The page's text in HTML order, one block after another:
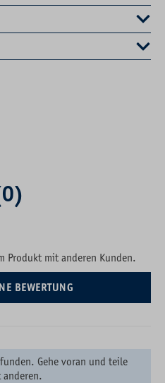
5 Sternen
Produkt mit anderen Kunden.
BEWERTUNG
Gehe voran und teile
anderen.